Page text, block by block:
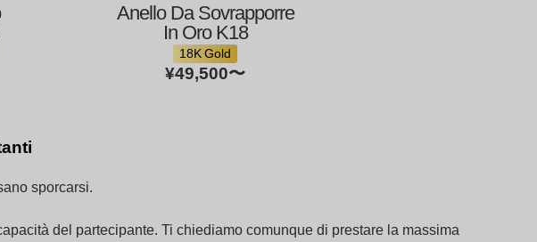
Anello Da Sovrapporre
In Oro K18
18K Gold
¥49,500〜
sporcarsi.
del partecipante. Ti chiediamo comunque di prestare la massima